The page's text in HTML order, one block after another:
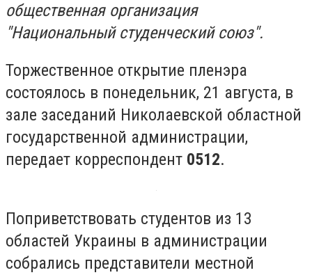
общественная организация
"Национальный студенческий союз".
Торжественное открытие пленэра
состоялось в понедельник, 21 августа, в
зале заседаний Николаевской областной
государственной администрации,
передает корреспондент 0512.
Поприветствовать студентов из 13
областей Украины в администрации
собрались представители местной